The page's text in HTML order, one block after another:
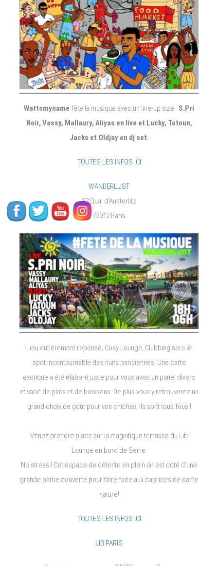
Wattsmyname fête la musique avec un line-up sizé : S.Pri
Noir, Vassy, Mallaury, Aliyas en live et Lucky, Tatoun,
Jacks et Oldjay en dj set.
TOUTES LES INFOS ICI
WANDERLUST
32 Quai d’Austerlitz
75012 Paris
Lieu entièrement repensé, Cosy Lounge, Clubbing sera le
spot incontournable des nuits parisiennes. Une carte
exotique a été élaboré juste pour vous avec un panel divers
et varié de plats et de boissons. De plus vous y retrouverez un
grand choix de goût pour vos chichas, ils sont tous fous !
Venez prendre place sur la magnifique terrasse du Lib
Lounge en bord de Seine.
No stress ! Cet espace de détente en plein air est doté d’une
grande partie couverte pour faire face aux caprices de dame
nature!
TOUTES LES INFOS ICI
LIB PARIS